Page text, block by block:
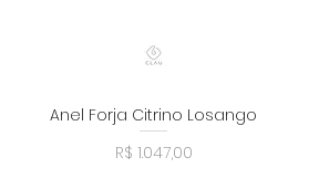
Visualização rápida
Anel Forja Citrino Losango
Preço
R$ 1.047,00